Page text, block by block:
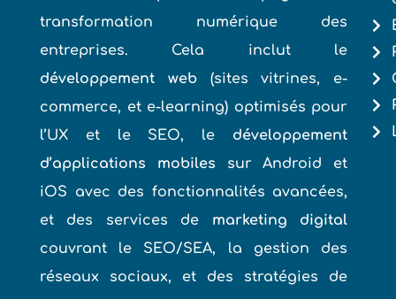
entreprises. Cela inclut le
développement web(sites vitrines, e-
commerce, et e-learning) optimisés pour
l’UX et le SEO, le développement
d’applications mobiles sur Android et
iOS avec des fonctionnalités avancées,
et des services demarketing digital
couvrant le SEO/SEA, la gestion des
réseaux sociaux, et des stratégies de
contenu.